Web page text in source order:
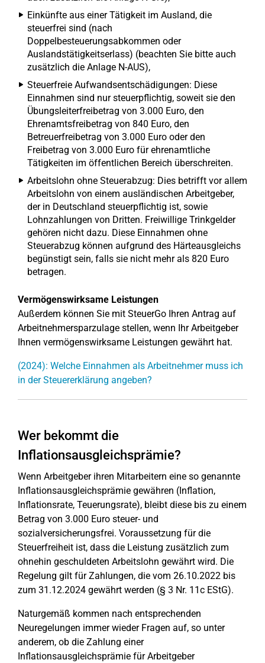
Einkünfte aus einer Tätigkeit im Ausland, die
steuerfrei sind (nach
Doppelbesteuerungsabkommen oder
Auslandstätigkeitserlass) (beachten Sie bitte auch
zusätzlich die Anlage N-AUS),
Steuerfreie Aufwandsentschädigungen: Diese
Einnahmen sind nur steuerpflichtig, soweit sie den
Übungsleiterfreibetrag von 3.000 Euro, den
Ehrenamtsfreibetrag von 840 Euro, den
Betreuerfreibetrag von 3.000 Euro oder den
Freibetrag von 3.000 Euro für ehrenamtliche
Tätigkeiten im öffentlichen Bereich überschreiten.
Arbeitslohn ohne Steuerabzug: Dies betrifft vor allem
Arbeitslohn von einem ausländischen Arbeitgeber,
der in Deutschland steuerpflichtig ist, sowie
Lohnzahlungen von Dritten. Freiwillige Trinkgelder
gehören nicht dazu. Diese Einnahmen ohne
Steuerabzug können aufgrund des Härteausgleichs
begünstigt sein, falls sie nicht mehr als 820 Euro
betragen.
Vermögenswirksame Leistungen
Außerdem können Sie mit SteuerGo Ihren Antrag auf
Arbeitnehmersparzulage stellen, wenn Ihr Arbeitgeber
Ihnen vermögenswirksame Leistungen gewährt hat.
(2024): Welche Einnahmen als Arbeitnehmer muss ich
in der Steuererklärung angeben?
Wer bekommt die
Inflationsausgleichsprämie?
Wenn Arbeitgeber ihren Mitarbeitern eine so genannte
Inflationsausgleichsprämie gewähren (Inflation,
Inflationsrate, Teuerungsrate), bleibt diese bis zu einem
Betrag von 3.000 Euro steuer- und
sozialversicherungsfrei. Voraussetzung für die
Steuerfreiheit ist, dass die Leistung zusätzlich zum
ohnehin geschuldeten Arbeitslohn gewährt wird. Die
Regelung gilt für Zahlungen, die vom 26.10.2022 bis
zum 31.12.2024 gewährt werden (§ 3 Nr. 11c EStG).
Naturgemäß kommen nach entsprechenden
Neuregelungen immer wieder Fragen auf, so unter
anderem, ob die Zahlung einer
Inflationsausgleichsprämie für Arbeitgeber